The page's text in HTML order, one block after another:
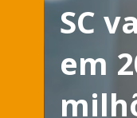
SC
em